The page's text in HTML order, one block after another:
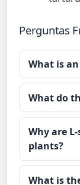
Perguntas
What is
What do
Why are
plants?
What is